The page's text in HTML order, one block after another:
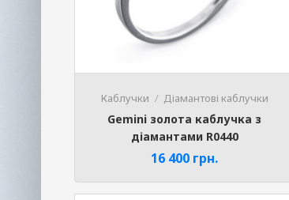
Каблучки Діамантові каблучки
Gemini золота каблучка з
діамантами R0440
16 400 грн.